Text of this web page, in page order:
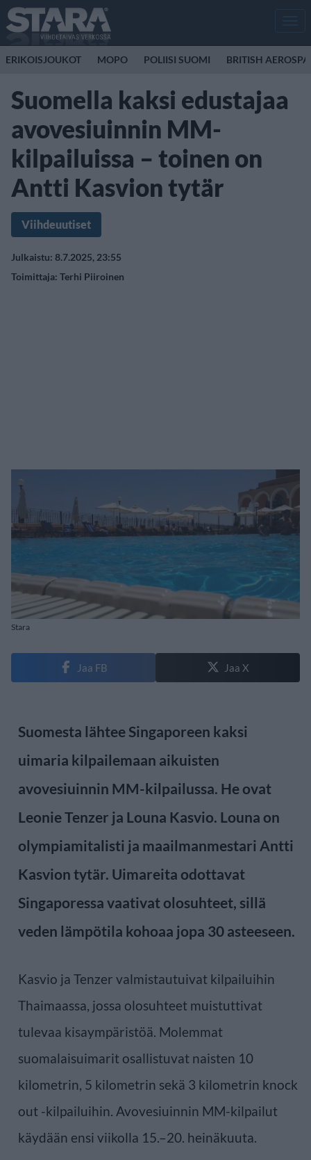
ERIKOISJOUKOT MOPO POLIISI SUOMI BRITISH
Suomella kaksi edustajaa
avovesiuinnin MM-
kilpailuissa – toinen on
Antti Kasvion tytär
Viihdeuutiset
Julkaistu: 8.7.2025, 23:55
Toimittaja: Terhi Piiroinen
Stara
Jaa FB Jaa X
Suomesta lähtee Singaporeen kaksi
uimaria kilpailemaan aikuisten
avovesiuinnin MM-kilpailussa. He ovat
Leonie Tenzer ja Louna Kasvio. Louna on
olympiamitalisti ja maailmanmestari Antti
Kasvion tytär. Uimareita odottavat
Singaporessa vaativat olosuhteet, sillä
veden lämpötila kohoaa jopa 30 asteeseen.
Kasvio ja Tenzer valmistautuivat kilpailuihin
Thaimaassa, jossa olosuhteet muistuttivat
tulevaa kisaympäristöä. Molemmat
suomalaisuimarit osallistuvat naisten 10
kilometrin, 5 kilometrin sekä 3 kilometrin knock
out -kilpailuihin. Avovesiuinnin MM-kilpailut
käydään ensi viikolla 15.–20. heinäkuuta.